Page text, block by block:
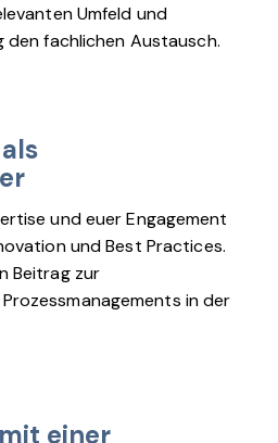
Umfeld und
fachlichen Austausch.
und euer Engagement
und Best Practices.
Beitrag zur
in der
einer